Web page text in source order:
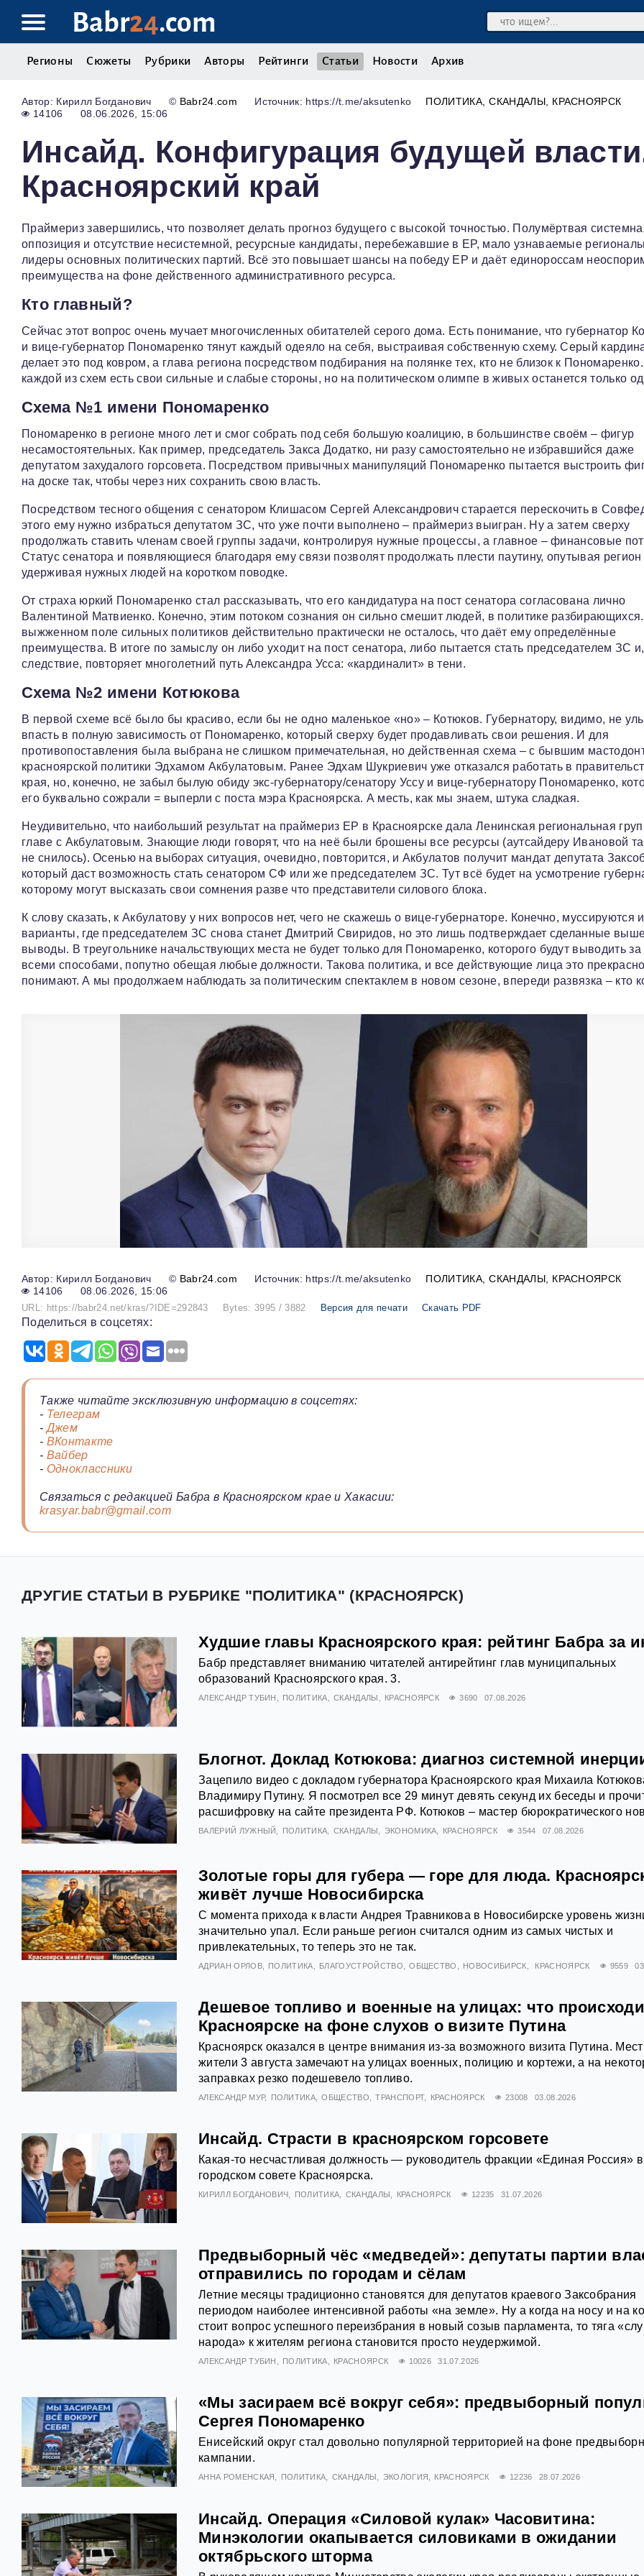
Babr24.com
Регионы Сюжеты Рубрики Авторы Рейтинги Статьи Новости Архив
Кирилл Богданович © Babr24.com Источник: https://t.me/aksutenko ПОЛИТИКА СКАНДАЛЫ
КРАСНОЯРСК
14106
08.06.2026, 15:06
Инсайд. Конфигурация будущей
Красноярский край
Праймериз завершились, что позволяет делать прогноз будущего с высокой точностью. Полумёртвая
оппозиция и отсутствие несистемной, ресурсные кандидаты, перебежавшие в ЕР, мало узнаваемые
лидеры основных политических партий. Всё это повышает шансы на победу ЕР и даёт единороссам
преимущества на фоне действенного административного ресурса.
Кто главный?
Сейчас этот вопрос очень мучает многочисленных обитателей серого дома. Есть понимание, что губернатор
и вице-губернатор Пономаренко тянут каждый одеяло на себя, выстраивая собственную схему. Серый
делает это под ковром, а глава региона посредством подбирания на полянке тех, кто не близок к
каждой из схем есть свои сильные и слабые стороны, но на политическом олимпе в живых останется только
Схема №1 имени Пономаренко
Пономаренко в регионе много лет и смог собрать под себя большую коалицию, в большинстве своём – фигур
несамостоятельных. Как пример, председатель Закса Додатко, ни разу самостоятельно не избравшийся даже
депутатом захудалого горсовета. Посредством привычных манипуляций Пономаренко пытается выстроить
на доске так, чтобы через них сохранить свою власть.
Посредством тесного общения с сенатором Клишасом Сергей Александрович старается перескочить в
этого ему нужно избраться депутатом ЗС, что уже почти выполнено – праймериз выигран. Ну а затем сверху
продолжать ставить членам своей группы задачи, контролируя нужные процессы, а главное – финансовые
Статус сенатора и появляющиеся благодаря ему связи позволят продолжать плести паутину, опутывая регион
удерживая нужных людей на коротком поводке.
От страха юркий Пономаренко стал рассказывать, что его кандидатура на пост сенатора согласована лично
Валентиной Матвиенко. Конечно, этим потоком сознания он сильно смешит людей, в политике
выжженном поле сильных политиков действительно практически не осталось, что даёт ему определённые
преимущества. В итоге по замыслу он либо уходит на пост сенатора, либо пытается стать председателем ЗС
следствие, повторяет многолетний путь Александра Усса: «кардиналит» в тени.
Схема №2 имени Котюкова
В первой схеме всё было бы красиво, если бы не одно маленькое «но» – Котюков. Губернатору, видимо, не
впасть в полную зависимость от Пономаренко, который сверху будет продавливать свои решения. И для
противопоставления была выбрана не слишком примечательная, но действенная схема – с бывшим
красноярской политики Эдхамом Акбулатовым. Ранее Эдхам Шукриевич уже отказался работать в
края, но, конечно, не забыл былую обиду экс-губернатору/сенатору Уссу и вице-губернатору Пономаренко,
его буквально сожрали = выперли с поста мэра Красноярска. А месть, как мы знаем, штука сладкая.
Неудивительно, что наибольший результат на праймериз ЕР в Красноярске дала Ленинская региональная
главе с Акбулатовым. Знающие люди говорят, что на неё были брошены все ресурсы (аутсайдеру Ивановой
не снилось). Осенью на выборах ситуация, очевидно, повторится, и Акбулатов получит мандат депутата
который даст возможность стать сенатором СФ или же председателем ЗС. Тут всё будет на усмотрение
которому могут высказать свои сомнения разве что представители силового блока.
К слову сказать, к Акбулатову у них вопросов нет, чего не скажешь о вице-губернаторе. Конечно, муссируются
варианты, где председателем ЗС снова станет Дмитрий Свиридов, но это лишь подтверждает сделанные
выводы. В треугольнике начальствующих места не будет только для Пономаренко, которого будут выводить за
всеми способами, попутно обещая любые должности. Такова политика, и все действующие лица это
понимают. А мы продолжаем наблюдать за политическим спектаклем в новом сезоне, впереди развязка – кто
Кирилл Богданович © Babr24.com Источник: https://t.me/aksutenko ПОЛИТИКА СКАНДАЛЫ
КРАСНОЯРСК
14106
08.06.2026, 15:06
URL: https://babr24.net/kras/?IDE=292843 Bytes: 3995 / 3882 Версия для печати Скачать PDF
Поделиться в соцсетях:
Также читайте эксклюзивную информацию в соцсетях:
- Телеграм
-Джем
- ВКонтакте
- Вайбер
- Одноклассники
Связаться с редакцией Бабра в Красноярском крае и Хакасии:
krasyar.babr@gmail.com
ДРУГИЕ СТАТЬИ В РУБРИКЕ "ПОЛИТИКА" (КРАСНОЯРСК)
Худшие главы Красноярского края: рейтинг Бабра за
Бабр представляет вниманию читателей антирейтинг глав муниципальных
образований Красноярского края. 3.
АЛЕКСАНДР ТУБИН ПОЛИТИКА СКАНДАЛЫ КРАСНОЯРСК 3690 07.08.2026
Блогнот. Доклад Котюкова: диагноз системной
Зацепило видео с докладом губернатора Красноярского края Михаила
Владимиру Путину. Я посмотрел все 29 минут девять секунд их беседы и
расшифровку на сайте президента РФ. Котюков – мастер бюрократического
ВАЛЕРИЙ ЛУЖНЫЙ ПОЛИТИКА СКАНДАЛЫ ЭКОНОМИКА КРАСНОЯРСК 3544 07.08.2026
Золотые горы для губера — горе для люда.
живёт лучше Новосибирска
С момента прихода к власти Андрея Травникова в Новосибирске уровень
значительно упал. Если раньше регион считался одним из самых чистых и
привлекательных, то теперь это не так.
АДРИАН ОРЛОВ ПОЛИТИКА БЛАГОУСТРОЙСТВО ОБЩЕСТВО НОВОСИБИРСК КРАСНОЯРСК 9559
Дешевое топливо и военные на улицах: что
Красноярске на фоне слухов о визите Путина
Красноярск оказался в центре внимания из-за возможного визита Путина.
жители 3 августа замечают на улицах военных, полицию и кортежи, а на
заправках резко подешевело топливо.
АЛЕКСАНДР МУР ПОЛИТИКА ОБЩЕСТВО ТРАНСПОРТ КРАСНОЯРСК 23008 03.08.2026
Инсайд. Страсти в красноярском горсовете
Какая-то несчастливая должность — руководитель фракции «Единая Россия» в
городском совете Красноярска.
КИРИЛЛ БОГДАНОВИЧ ПОЛИТИКА СКАНДАЛЫ КРАСНОЯРСК 12235 31.07.2026
Предвыборный чёс «медведей»: депутаты партии
отправились по городам и сёлам
Летние месяцы традиционно становятся для депутатов краевого Заксобрания
периодом наиболее интенсивной работы «на земле». Ну а когда на носу и на
стоит вопрос успешного переизбрания в новый созыв парламента, то тяга
народа» к жителям региона становится просто неудержимой.
АЛЕКСАНДР ТУБИН ПОЛИТИКА КРАСНОЯРСК 10026 31.07.2026
«Мы засираем всё вокруг себя»: предвыборный
Сергея Пономаренко
Енисейский округ стал довольно популярной территорией на фоне
кампании.
АННА РОМЕНСКАЯ ПОЛИТИКА СКАНДАЛЫ ЭКОЛОГИЯ КРАСНОЯРСК 12236 28.07.2026
Инсайд. Операция «Силовой кулак» Часовитина:
Минэкологии окапывается силовиками в ожидании
октябрьского шторма